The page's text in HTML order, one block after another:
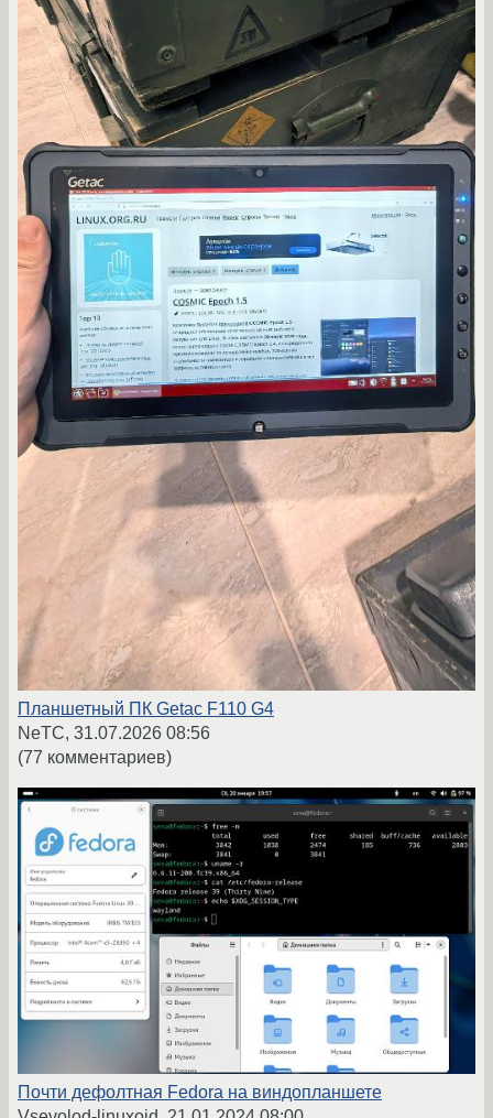
Планшетный ПК Getac F110 G4
NeTC, 31.07.2026 08:56
(77 комментариев)
Почти дефолтная Fedora на виндопланшете